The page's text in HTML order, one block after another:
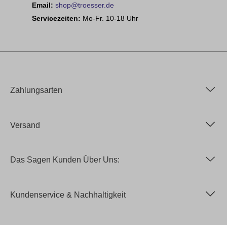
Email: shop@troesser.de
Servicezeiten: Mo-Fr. 10-18 Uhr
Zahlungsarten
Versand
Das Sagen Kunden Über Uns:
Kundenservice & Nachhaltigkeit